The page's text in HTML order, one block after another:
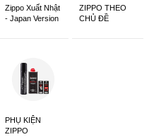
Zippo Xuất Nhật
- Japan Version
ZIPPO THEO
CHỦ ĐỀ
PHỤ KIỆN
ZIPPO